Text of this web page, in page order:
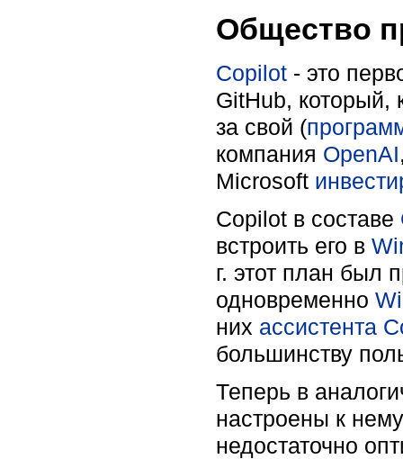
Общество
Copilot - это
GitHub, который,
за свой (
компания OpenAI
Microsoft
Copilot в составе
встроить его в
г. этот план был
одновременно
них ассистента
большинству
Теперь в
настроены к
недостаточно